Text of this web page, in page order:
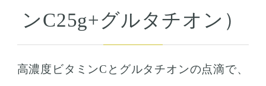
ンC25g+グルタチオン）
高濃度ビタミンCとグルタチオンの点滴で、